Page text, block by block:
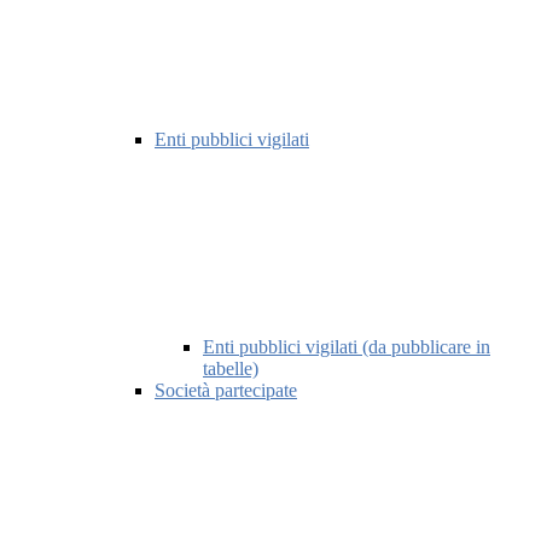
Enti pubblici vigilati
Enti pubblici vigilati (da pubblicare in
tabelle)
Società partecipate